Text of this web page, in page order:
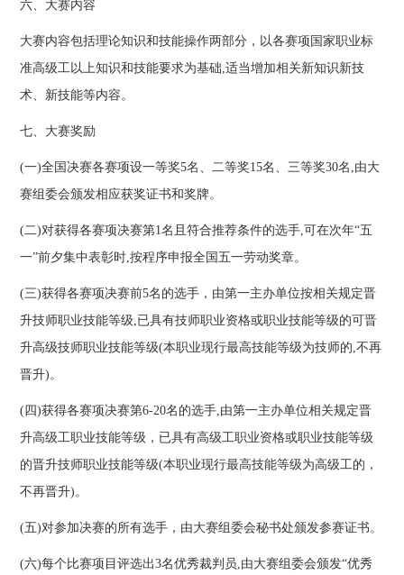
六、大赛内容
大赛内容包括理论知识和技能操作两部分，以各赛项国家职业标
准高级工以上知识和技能要求为基础,适当增加相关新知识新技
术、新技能等内容。
七、大赛奖励
(一)全国决赛各赛项设一等奖5名、二等奖15名、三等奖30名,由大
赛组委会颁发相应获奖证书和奖牌。
(二)对获得各赛项决赛第1名且符合推荐条件的选手,可在次年“五
一”前夕集中表彰时,按程序申报全国五一劳动奖章。
(三)获得各赛项决赛前5名的选手，由第一主办单位按相关规定晋
升技师职业技能等级,已具有技师职业资格或职业技能等级的可晋
升高级技师职业技能等级(本职业现行最高技能等级为技师的,不再
晋升)。
(四)获得各赛项决赛第6-20名的选手,由第一主办单位相关规定晋
升高级工职业技能等级，已具有高级工职业资格或职业技能等级
的晋升技师职业技能等级(本职业现行最高技能等级为高级工的，
不再晋升)。
(五)对参加决赛的所有选手，由大赛组委会秘书处颁发参赛证书。
(六)每个比赛项目评选出3名优秀裁判员,由大赛组委会颁发“优秀